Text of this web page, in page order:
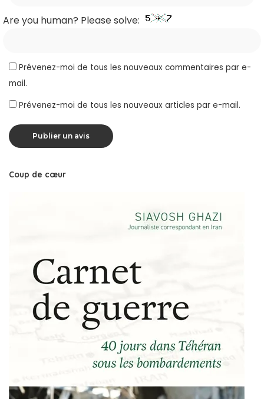
Are you human? Please solve:
Prévenez-moi de tous les nouveaux commentaires par e-
mail.
Prévenez-moi de tous les nouveaux articles par e-mail.
Coup de cœur